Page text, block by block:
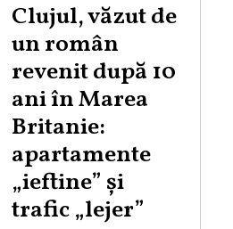
Clujul, văzut de
un român
revenit după 10
ani în Marea
Britanie:
apartamente
„ieftine” și
trafic „lejer”